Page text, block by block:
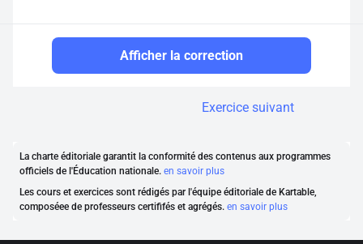
Afficher la correction
Exercice suivant
La charte éditoriale garantit la conformité des contenus aux programmes
officiels de l'Éducation nationale. en savoir plus
Les cours et exercices sont rédigés par l'équipe éditoriale de Kartable,
composéee de professeurs certififés et agrégés. en savoir plus